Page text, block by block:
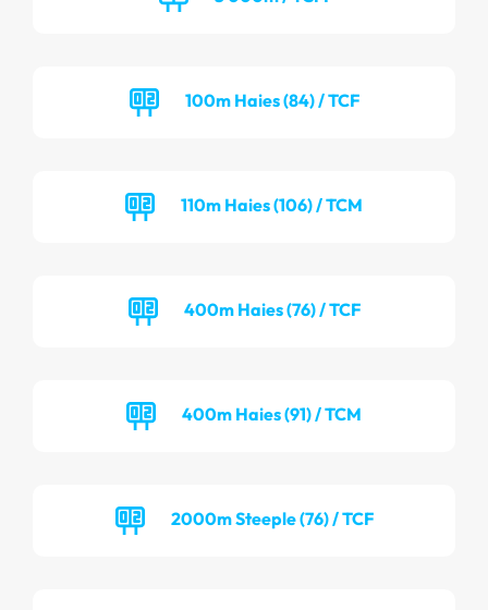
100m Haies (84) / TCF
110m Haies (106) / TCM
400m Haies (76) / TCF
400m Haies (91) / TCM
2000m Steeple (76) / TCF